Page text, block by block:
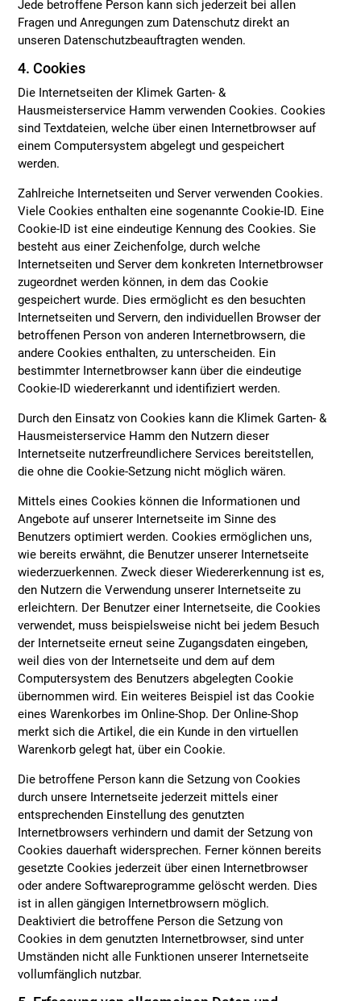
Jede betroffene Person kann sich jederzeit bei allen
Fragen und Anregungen zum Datenschutz direkt an
unseren Datenschutzbeauftragten wenden.
4. Cookies
Die Internetseiten der Klimek Garten- &
Hausmeisterservice Hamm verwenden Cookies. Cookies
sind Textdateien, welche über einen Internetbrowser auf
einem Computersystem abgelegt und gespeichert
werden.
Zahlreiche Internetseiten und Server verwenden Cookies.
Viele Cookies enthalten eine sogenannte Cookie-ID. Eine
Cookie-ID ist eine eindeutige Kennung des Cookies. Sie
besteht aus einer Zeichenfolge, durch welche
Internetseiten und Server dem konkreten Internetbrowser
zugeordnet werden können, in dem das Cookie
gespeichert wurde. Dies ermöglicht es den besuchten
Internetseiten und Servern, den individuellen Browser der
betroffenen Person von anderen Internetbrowsern, die
andere Cookies enthalten, zu unterscheiden. Ein
bestimmter Internetbrowser kann über die eindeutige
Cookie-ID wiedererkannt und identifiziert werden.
Durch den Einsatz von Cookies kann die Klimek Garten- &
Hausmeisterservice Hamm den Nutzern dieser
Internetseite nutzerfreundlichere Services bereitstellen,
die ohne die Cookie-Setzung nicht möglich wären.
Mittels eines Cookies können die Informationen und
Angebote auf unserer Internetseite im Sinne des
Benutzers optimiert werden. Cookies ermöglichen uns,
wie bereits erwähnt, die Benutzer unserer Internetseite
wiederzuerkennen. Zweck dieser Wiedererkennung ist es,
den Nutzern die Verwendung unserer Internetseite zu
erleichtern. Der Benutzer einer Internetseite, die Cookies
verwendet, muss beispielsweise nicht bei jedem Besuch
der Internetseite erneut seine Zugangsdaten eingeben,
weil dies von der Internetseite und dem auf dem
Computersystem des Benutzers abgelegten Cookie
übernommen wird. Ein weiteres Beispiel ist das Cookie
eines Warenkorbes im Online-Shop. Der Online-Shop
merkt sich die Artikel, die ein Kunde in den virtuellen
Warenkorb gelegt hat, über ein Cookie.
Die betroffene Person kann die Setzung von Cookies
durch unsere Internetseite jederzeit mittels einer
entsprechenden Einstellung des genutzten
Internetbrowsers verhindern und damit der Setzung von
Cookies dauerhaft widersprechen. Ferner können bereits
gesetzte Cookies jederzeit über einen Internetbrowser
oder andere Softwareprogramme gelöscht werden. Dies
ist in allen gängigen Internetbrowsern möglich.
Deaktiviert die betroffene Person die Setzung von
Cookies in dem genutzten Internetbrowser, sind unter
Umständen nicht alle Funktionen unserer Internetseite
vollumfänglich nutzbar.